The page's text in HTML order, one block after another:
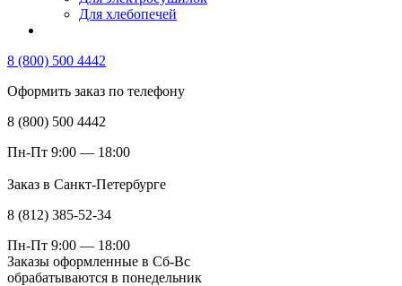
Для хлебопечей
8 (800) 500 4442
Оформить заказ по телефону
8 (800) 500 4442
Пн-Пт 9:00 — 18:00
Заказ в Санкт-Петербурге
8 (812) 385-52-34
Пн-Пт 9:00 — 18:00
Заказы оформленные в Сб-Вс
обрабатываются в понедельник